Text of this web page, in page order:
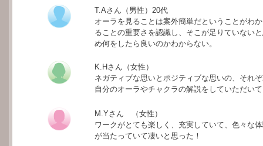
T.Aさん（男性）20代
オーラを見ることは案外簡単だということがわ
ることの重要さを認識し、そこが足りていない
め何をしたら良いのかわからない。
K.Hさん（女性）
ネガティブな思いとポジティブな思いの、それ
自分のオーラやチャクラの解説をしていただい
M.Yさん （女性）
ワークがとても楽しく、充実していて、色々な
が当たっていて凄いと思った！